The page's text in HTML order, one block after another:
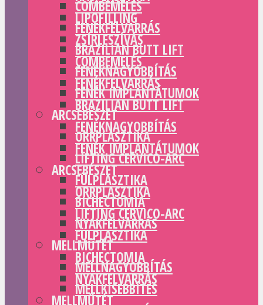
COMBEMELÉS
FENÉKFELVARRÁS
BRAZILIAN BUTT LIFT
FENÉKNAGYOBBÍTÁS
FENÉK IMPLANTÁTUMOK
ARCSEBÉSZET
ORRPLASZTIKA
LIFTING CERVICO-ARC
FÜLPLASZTIKA
BICHECTOMIA
NYAKFELVARRÁS
MELLMŰTÉT
MELLNAGYOBBÍTÁS
MELLKISEBBÍTÉS
LIPOFILLING
ZSÍRLESZÍVÁS
COMBEMELÉS
FENÉKFELVARRÁS
BRAZILIAN BUTT LIFT
FENÉKNAGYOBBÍTÁS
FENÉK IMPLANTÁTUMOK
ARCSEBÉSZET
ORRPLASZTIKA
LIFTING CERVICO-ARC
FÜLPLASZTIKA
BICHECTOMIA
NYAKFELVARRÁS
MELLMŰTÉT